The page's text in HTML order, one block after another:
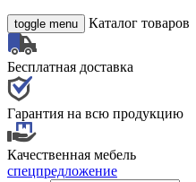
toggle menu Каталог товаров
Бесплатная доставка
Гарантия на всю продукцию
Качественная мебель
спецпредложение